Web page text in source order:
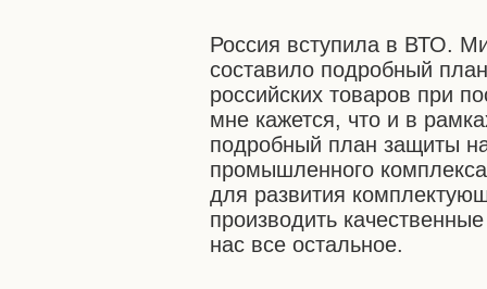
Россия вступила в ВТО.
составило подробный
российских товаров при
мне кажется, что и в
подробный план защиты
промышленного
для развития
производить
нас все остальное.